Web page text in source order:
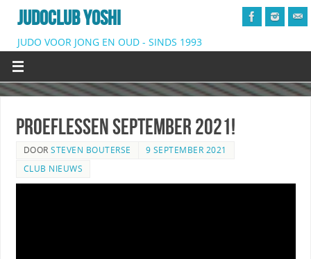
JUDOCLUB YOSHI
JUDO VOOR JONG EN OUD - SINDS 1993
Proeflessen september 2021!
DOORSTEVEN BOUTERSE
9 SEPTEMBER 2021
CLUB NIEUWS